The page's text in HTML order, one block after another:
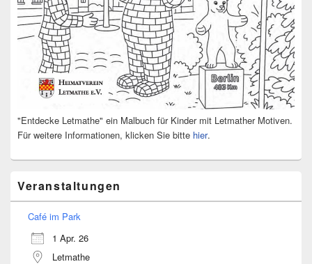
"Entdecke Letmathe" ein Malbuch für Kinder mit Letmather Motiven.
Für weitere Informationen, klicken Sie bitte hier.
Veranstaltungen
Café im Park
1 Apr. 26
Letmathe